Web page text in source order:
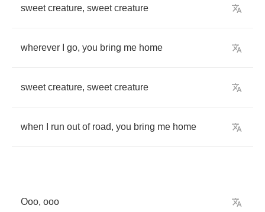
sweet creature, sweet creature
wherever go, you bring me home
sweet creature, sweet creature
when run out of road, you bring me home
Ooo, ooo